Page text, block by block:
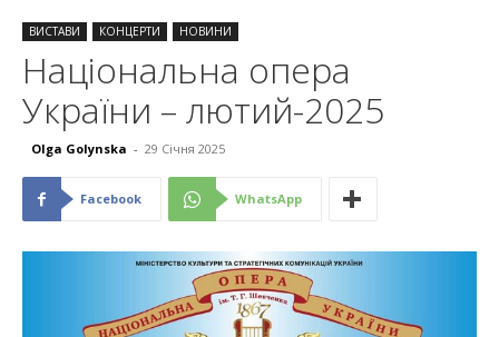
ВИСТАВИ КОНЦЕРТИ НОВИНИ
Національна опера
України – лютий-2025
Olga Golynska - 29 Січня 2025
Facebook WhatsApp